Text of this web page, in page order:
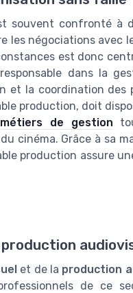
souvent confronté à
les négociations avec
est donc
dans la
et la coordination
production, doit
métiers de gestion
cinéma. Grâce à sa
production assure
et de la production
de ce